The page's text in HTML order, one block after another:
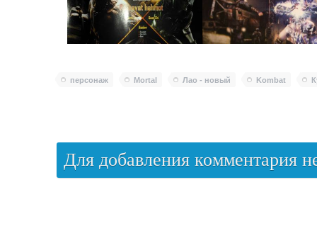
персонаж Mortal Лао - новый Kombat
Для добавления комментария